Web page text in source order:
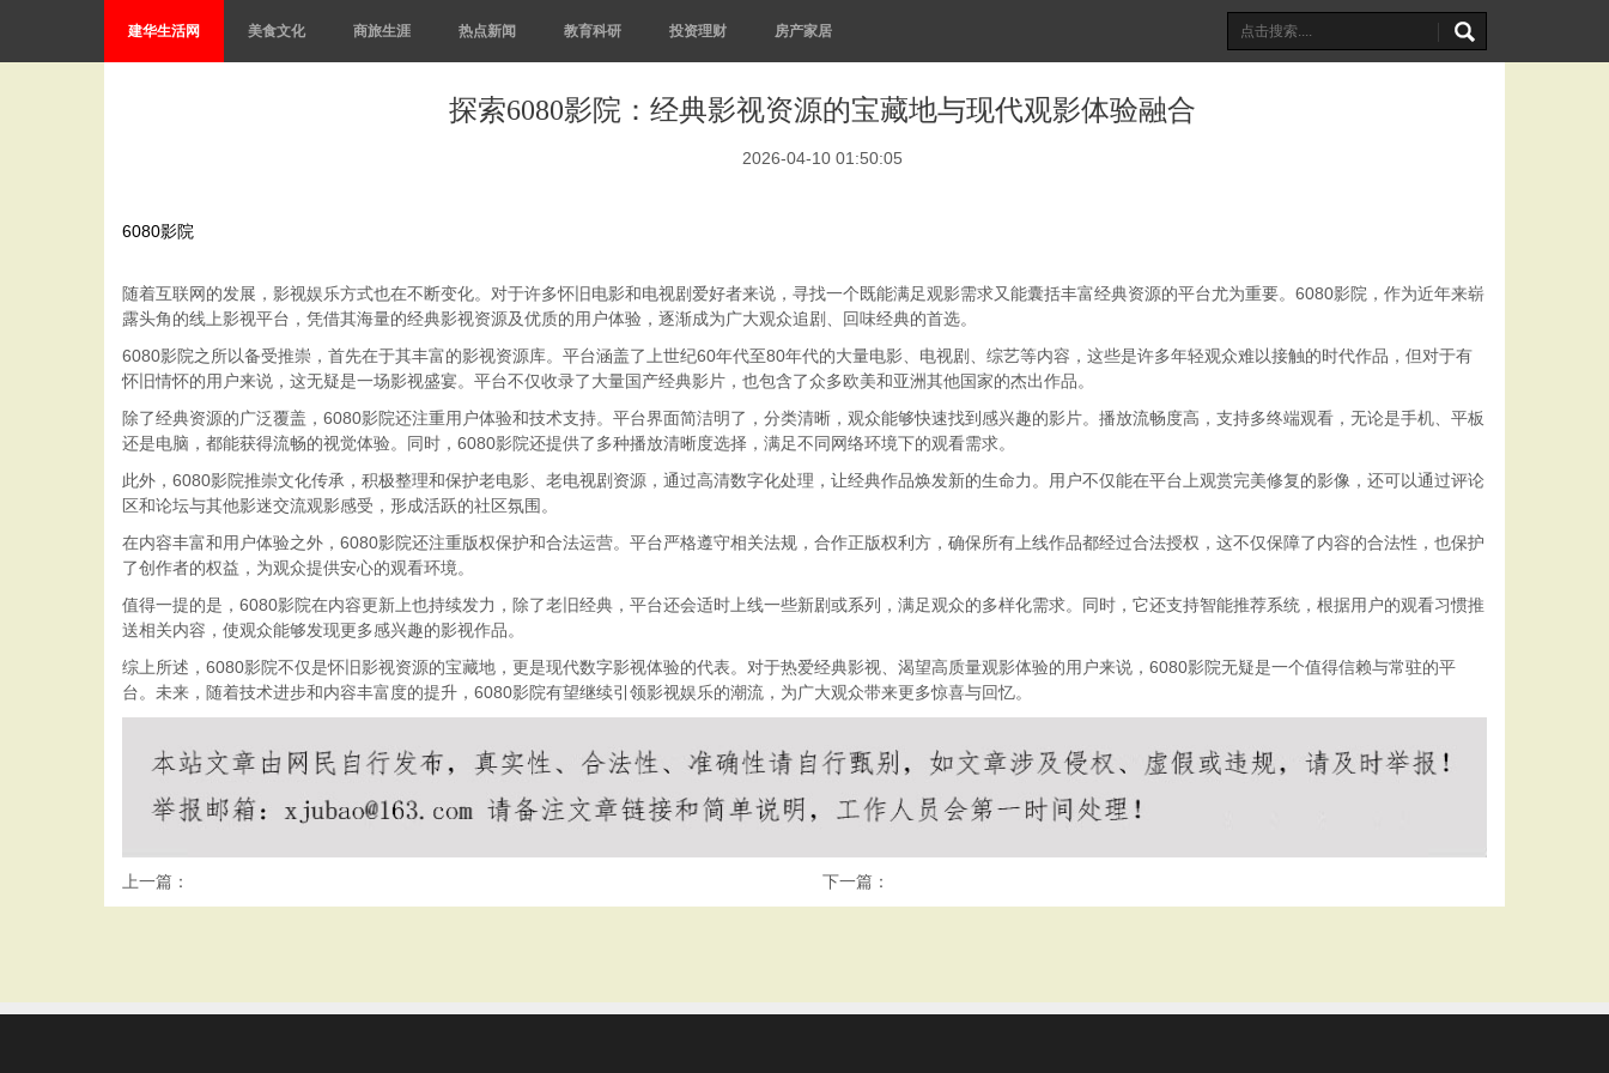
建华生活网 美食文化 商旅生涯 热点新闻 教育科研 投资理财 房产家居
探索6080影院：经典影视资源的宝藏地与现代观影体验融合
2026-04-10 01:50:05
6080影院
随着互联网的发展，影视娱乐方式也在不断变化。对于许多怀旧电影和电视剧爱好者来说，寻找一个既能满足观影需求又能囊括丰富经典资源的平台尤为重要。6080影院，作为近年来崭
露头角的线上影视平台，凭借其海量的经典影视资源及优质的用户体验，逐渐成为广大观众追剧、回味经典的首选。
6080影院之所以备受推崇，首先在于其丰富的影视资源库。平台涵盖了上世纪60年代至80年代的大量电影、电视剧、综艺等内容，这些是许多年轻观众难以接触的时代作品，但对于有
怀旧情怀的用户来说，这无疑是一场影视盛宴。平台不仅收录了大量国产经典影片，也包含了众多欧美和亚洲其他国家的杰出作品。
除了经典资源的广泛覆盖，6080影院还注重用户体验和技术支持。平台界面简洁明了，分类清晰，观众能够快速找到感兴趣的影片。播放流畅度高，支持多终端观看，无论是手机、平板
还是电脑，都能获得流畅的视觉体验。同时，6080影院还提供了多种播放清晰度选择，满足不同网络环境下的观看需求。
此外，6080影院推崇文化传承，积极整理和保护老电影、老电视剧资源，通过高清数字化处理，让经典作品焕发新的生命力。用户不仅能在平台上观赏完美修复的影像，还可以通过评论
区和论坛与其他影迷交流观影感受，形成活跃的社区氛围。
在内容丰富和用户体验之外，6080影院还注重版权保护和合法运营。平台严格遵守相关法规，合作正版权利方，确保所有上线作品都经过合法授权，这不仅保障了内容的合法性，也保护
了创作者的权益，为观众提供安心的观看环境。
值得一提的是，6080影院在内容更新上也持续发力，除了老旧经典，平台还会适时上线一些新剧或系列，满足观众的多样化需求。同时，它还支持智能推荐系统，根据用户的观看习惯推
送相关内容，使观众能够发现更多感兴趣的影视作品。
综上所述，6080影院不仅是怀旧影视资源的宝藏地，更是现代数字影视体验的代表。对于热爱经典影视、渴望高质量观影体验的用户来说，6080影院无疑是一个值得信赖与常驻的平
台。未来，随着技术进步和内容丰富度的提升，6080影院有望继续引领影视娱乐的潮流，为广大观众带来更多惊喜与回忆。
上一篇： 下一篇：